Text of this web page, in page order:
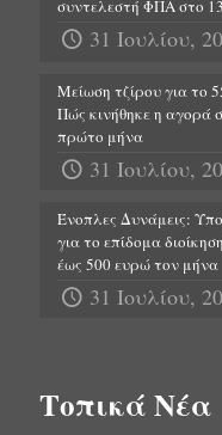
συντελεστή ΦΠΑ στο
31 Ιουλίου,
Μείωση τζίρου για το
Πώς κινήθηκε η αγορά
πρώτο μήνα
31 Ιουλίου,
Ένοπλες Δυνάμεις:
για το επίδομα
έως 500 ευρώ τον μήνα
31 Ιουλίου,
Τοπικά Νέα